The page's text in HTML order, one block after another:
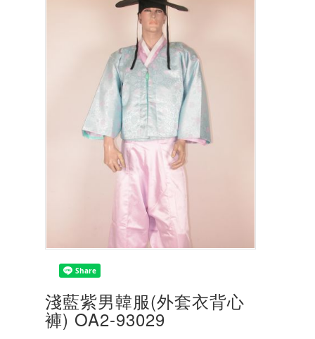
淺藍紫男韓服(外套衣背心
褲) OA2-93029